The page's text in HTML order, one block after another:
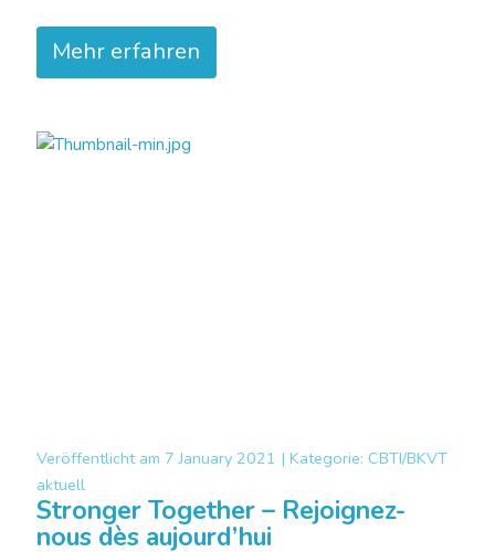
Mehr erfahren
Veröffentlicht am 7 January 2021 | Kategorie: CBTI/BKVT
aktuell
Stronger Together – Rejoignez-
nous dès aujourd’hui